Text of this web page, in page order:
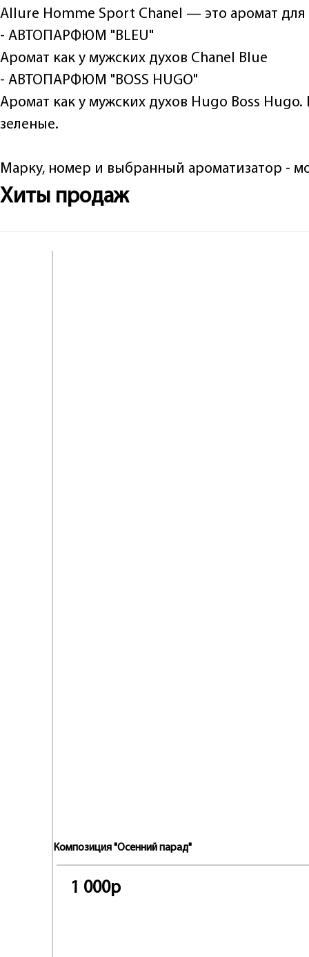
Allure Homme Sport Chanel — это аромат
- АВТОПАРФЮМ "BLEU"
Аромат как у мужских духов Chanel Blue
- АВТОПАРФЮМ "BOSS HUGO"
Аромат как у мужских духов Hugo Boss
зеленые.
Марку, номер и выбранный ароматизатор -
Хиты продаж
Композиция "Осенний парад"
1 000р